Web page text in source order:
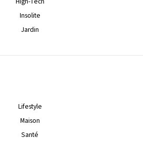
Insolite
Jardin
Lifestyle
Maison
Santé